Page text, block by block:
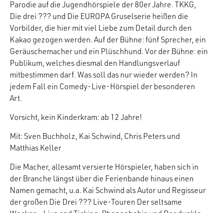
Parodie auf die Jugendhörspiele der 80er Jahre. TKKG,
Die drei ??? und Die EUROPA Gruselserie heißen die
Vorbilder, die hier mit viel Liebe zum Detail durch den
Kakao gezogen werden. Auf der Bühne: fünf Sprecher, ein
Geräuschemacher und ein Plüschhund. Vor der Bühne: ein
Publikum, welches diesmal den Handlungsverlauf
mitbestimmen darf. Was soll das nur wieder werden? In
jedem Fall ein Comedy-Live-Hörspiel der besonderen
Art.
Vorsicht, kein Kinderkram: ab 12 Jahre!
Mit: Sven Buchholz, Kai Schwind, Chris Peters und
Matthias Keller
Die Macher, allesamt versierte Hörspieler, haben sich in
der Branche längst über die Ferienbande hinaus einen
Namen gemacht, u.a. Kai Schwind als Autor und Regisseur
der großen Die Drei ??? Live-Touren Der seltsame